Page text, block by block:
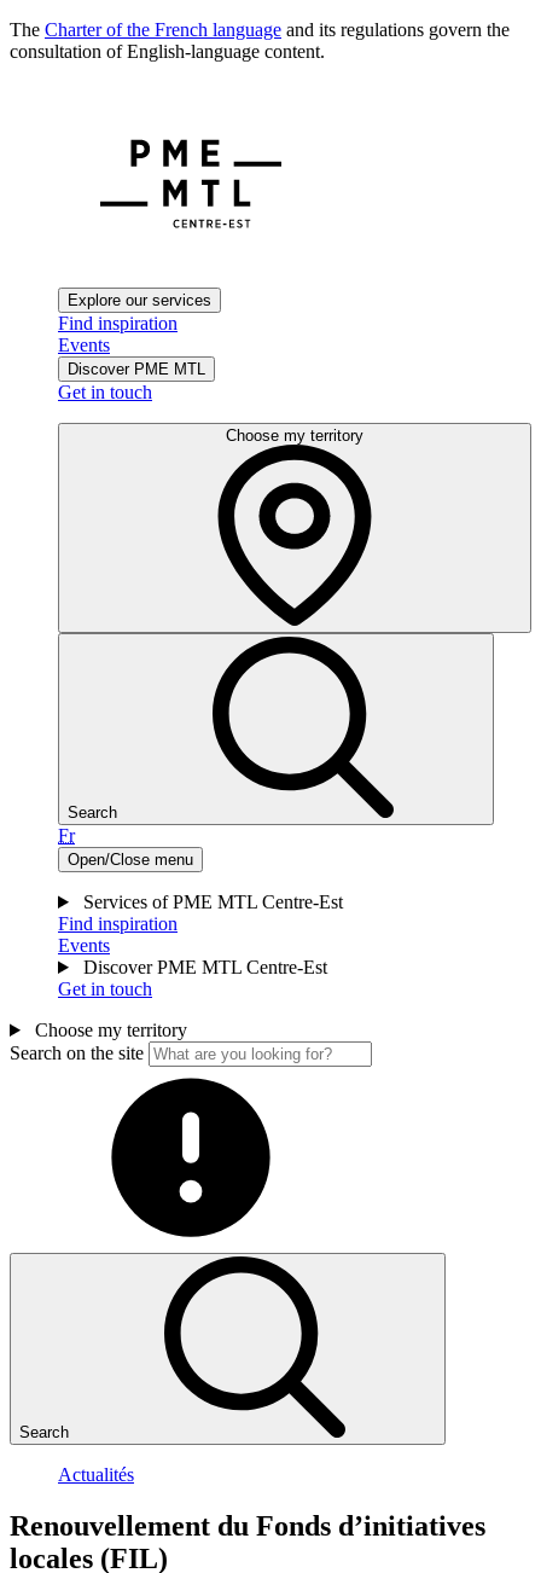
The Charter of the French language and its regulations govern the
consultation of English-language content.
Explore our services
Find inspiration
Events
Discover PME MTL
Get in touch
Choose my territory
Search
Fr
Open/Close menu
Services of PME MTL Centre-Est
Find inspiration
Events
Discover PME MTL Centre-Est
Get in touch
Choose my territory
Search on the site
Search
Actualités
Renouvellement du Fonds d’initiatives
locales (FIL)